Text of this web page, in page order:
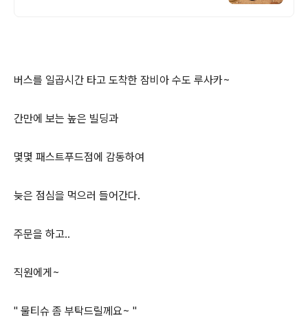
버스를 일곱시간 타고 도착한 잠비아 수도 루사카~
간만에 보는 높은 빌딩과
몇몇 패스트푸드점에 감동하여
늦은 점심을 먹으러 들어간다.
주문을 하고..
직원에게~
" 물티슈 좀 부탁드릴께요~ "